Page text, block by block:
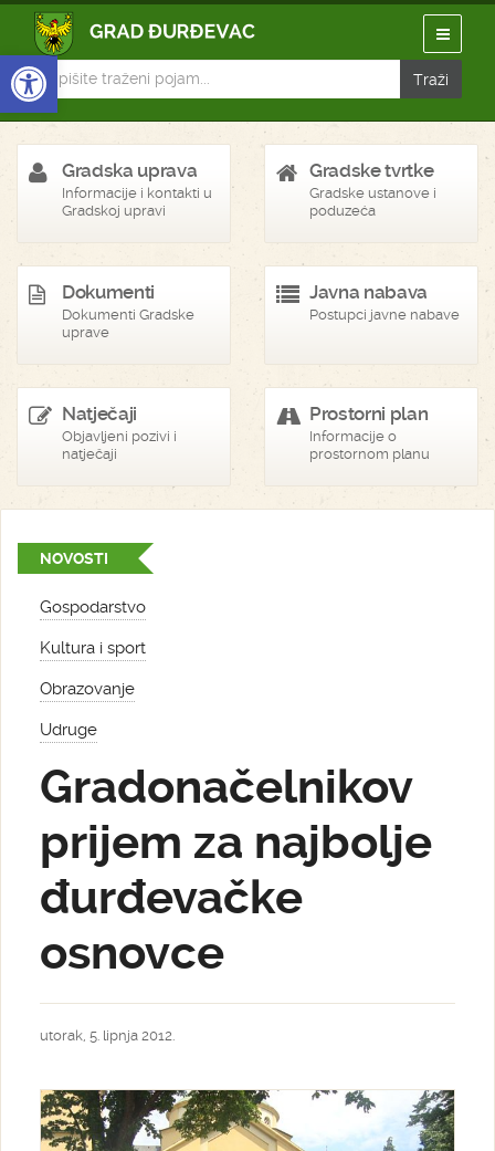
Open toolbar
Gradska uprava
Informacije i kontakti u
Gradskoj upravi
Gradske tvrtke
Gradske ustanove i
poduzeća
Dokumenti
Dokumenti Gradske
uprave
Javna nabava
Postupci javne nabave
Natječaji
Objavljeni pozivi i
natječaji
Prostorni plan
Informacije o
prostornom planu
NOVOSTI
Gospodarstvo
Kultura i sport
Obrazovanje
Udruge
Gradonačelnikov
prijem za najbolje
đurđevačke
osnovce
utorak, 5. lipnja 2012.